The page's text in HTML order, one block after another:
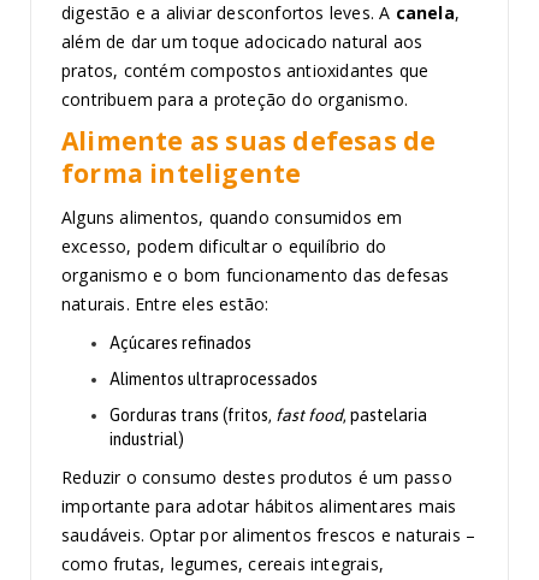
digestão e a aliviar desconfortos leves. A canela,
além de dar um toque adocicado natural aos
pratos, contém compostos antioxidantes que
contribuem para a proteção do organismo.
Alimente as suas defesas de
forma inteligente
Alguns alimentos, quando consumidos em
excesso, podem dificultar o equilíbrio do
organismo e o bom funcionamento das defesas
naturais. Entre eles estão:
Açúcares refinados
Alimentos ultraprocessados
Gorduras trans (fritos, fast food, pastelaria
industrial)
Reduzir o consumo destes produtos é um passo
importante para adotar hábitos alimentares mais
saudáveis. Optar por alimentos frescos e naturais –
como frutas, legumes, cereais integrais,